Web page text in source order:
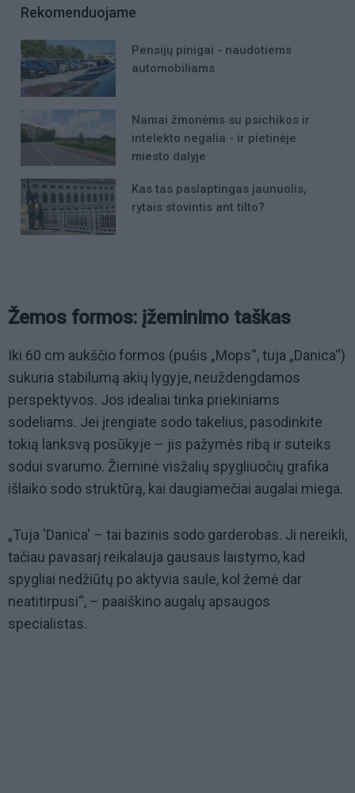
Rekomenduojame
Pensijų pinigai - naudotiems
automobiliams
Namai žmonėms su psichikos ir
intelekto negalia - ir pietinėje
miesto dalyje
Kas tas paslaptingas jaunuolis,
rytais stovintis ant tilto?
Žemos formos: įžeminimo taškas
Iki 60 cm aukščio formos (pušis „Mops“, tuja „Danica“)
sukuria stabilumą akių lygyje, neuždengdamos
perspektyvos. Jos idealiai tinka priekiniams
sodeliams. Jei įrengiate sodo takelius, pasodinkite
tokią lanksvą posūkyje – jis pažymės ribą ir suteiks
sodui svarumo. Žieminė visžalių spygliuočių grafika
išlaiko sodo struktūrą, kai daugiamečiai augalai miega.
„Tuja 'Danica' – tai bazinis sodo garderobas. Ji nereikli,
tačiau pavasarį reikalauja gausaus laistymo, kad
spygliai nedžiūtų po aktyvia saule, kol žemė dar
neatitirpusi“, – paaiškino augalų apsaugos
specialistas.